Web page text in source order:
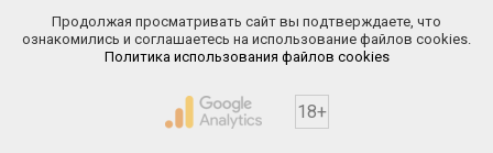
Продолжая просматривать сайт вы подтверждаете, что
ознакомились и соглашаетесь на использование файлов cookies.
Политика использования файлов cookies
18+